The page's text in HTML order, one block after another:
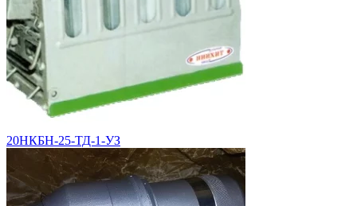
20НКБН-25-ТД-1-УЗ